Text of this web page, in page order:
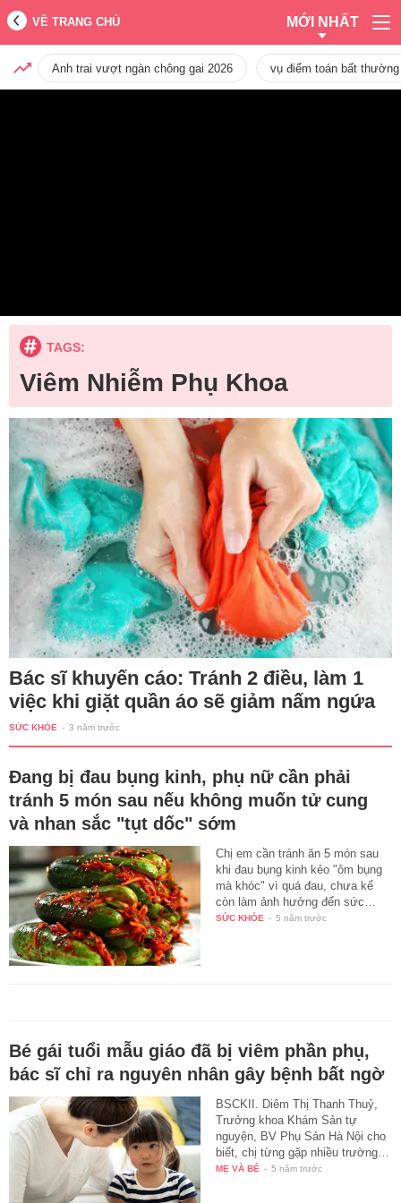
VỀ TRANG CHỦ MỚI NHẤT
Anh trai vượt ngàn chông gai 2026 vụ điểm toán bất
TAGS:
Viêm Nhiễm Phụ Khoa
Bác sĩ khuyến cáo: Tránh 2 điều, làm 1
việc khi giặt quần áo sẽ giảm nấm ngứa
SỨC KHỎE - 3 năm trước
Đang bị đau bụng kinh, phụ nữ cần phải
tránh 5 món sau nếu không muốn tử cung
và nhan sắc "tụt dốc" sớm
Chị em cần tránh ăn 5 món sau
khi đau bụng kinh kẻo "ôm bụng
mà khóc" vì quá đau, chưa kể
còn làm ảnh hưởng đến sức…
SỨC KHỎE - 5 năm trước
Bé gái tuổi mẫu giáo đã bị viêm phần phụ,
bác sĩ chỉ ra nguyên nhân gây bệnh bất ngờ
BSCKII. Diêm Thị Thanh Thuỷ,
Trưởng khoa Khám Sản tự
nguyện, BV Phụ Sản Hà Nội cho
biết, chị từng gặp nhiều trường…
MẸ VÀ BÉ - 5 năm trước